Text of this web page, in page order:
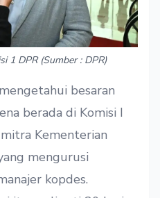
1 DPR (Sumber : DPR)
besaran
berada di Komisi I
Kementerian
mengurusi
kopdes.